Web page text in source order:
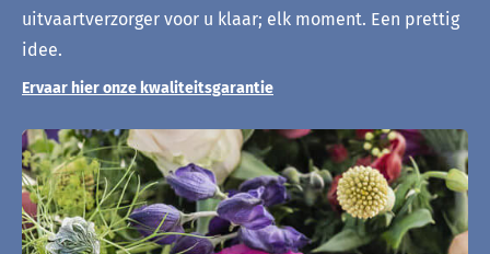
uitvaartverzorger voor u klaar; elk moment. Een prettig
idee.
Ervaar hier onze kwaliteitsgarantie